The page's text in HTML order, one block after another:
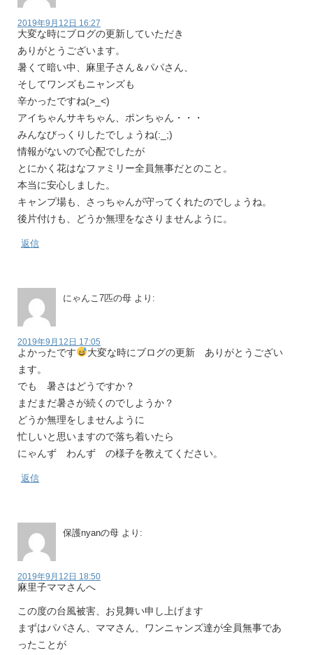
2019年9月12日 16:27
大変な時にブログの更新していただき
ありがとうございます。
暑くて暗い中、麻里子さん＆パパさん、
そしてワンズもニャンズも
辛かったですね(>_<)
アイちゃんサキちゃん、ポンちゃん・・・
みんなびっくりしたでしょうね(:_;)
情報がないので心配でしたが
とにかく花はなファミリー全員無事だとのこと。
本当に安心しました。
キャンプ場も、さっちゃんが守ってくれたのでしょうね。
後片付けも、どうか無理をなさりませんように。
返信
にゃんこ7匹の母 より:
2019年9月12日 17:05
よかったです
大変な時にブログの更新 ありがとうござい
ます。
でも 暑さはどうですか？
まだまだ暑さが続くのでしようか？
どうか無理をしませんように
忙しいと思いますので落ち着いたら
にゃんず わんず の様子を教えてください。
返信
保護nyanの母 より:
2019年9月12日 18:50
麻里子ママさんへ
この度の台風被害、お見舞い申し上げます
まずはパパさん、ママさん、ワンニャンズ達が全員無事であ
ったことが